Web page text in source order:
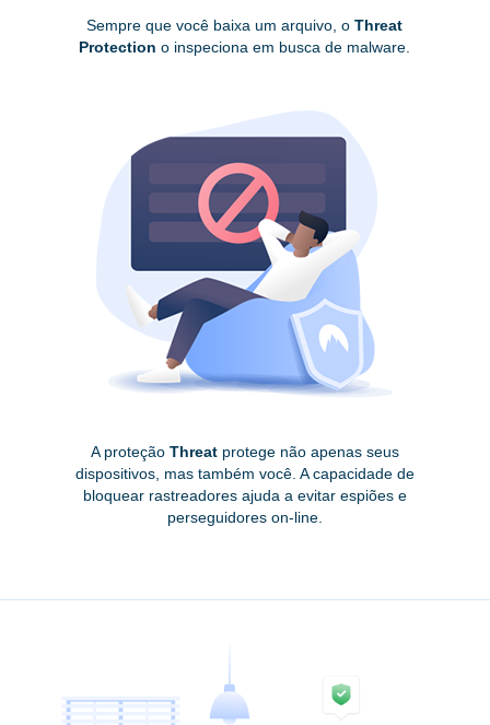
Sempre que você baixa um arquivo, oThreat
Protection o inspeciona em busca de malware.
A proteção Threatprotege não apenas seus
dispositivos, mas também você. A capacidade de
bloquear rastreadores ajuda a evitar espiões e
perseguidores on-line.